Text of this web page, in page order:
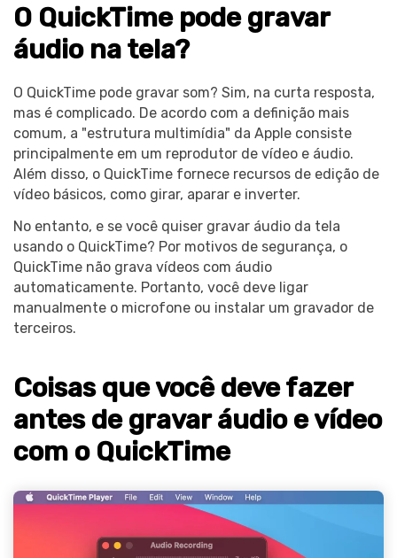
O QuickTime pode gravar
áudio na tela?
O QuickTime pode gravar som? Sim, na curta resposta,
mas é complicado. De acordo com a definição mais
comum, a "estrutura multimídia" da Apple consiste
principalmente em um reprodutor de vídeo e áudio.
Além disso, o QuickTime fornece recursos de edição de
vídeo básicos, como girar, aparar e inverter.
No entanto, e se você quiser gravar áudio da tela
usando o QuickTime? Por motivos de segurança, o
QuickTime não grava vídeos com áudio
automaticamente. Portanto, você deve ligar
manualmente o microfone ou instalar um gravador de
terceiros.
Coisas que você deve fazer
antes de gravar áudio e vídeo
com o QuickTime